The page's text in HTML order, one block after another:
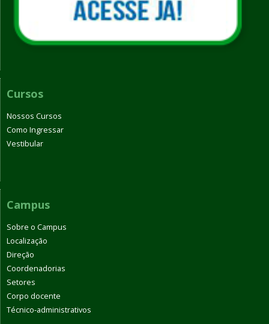
Cursos
Nossos Cursos
Como Ingressar
Vestibular
Campus
Sobre o Campus
Localização
Direção
Coordenadorias
Setores
Corpo docente
Técnico-administrativos